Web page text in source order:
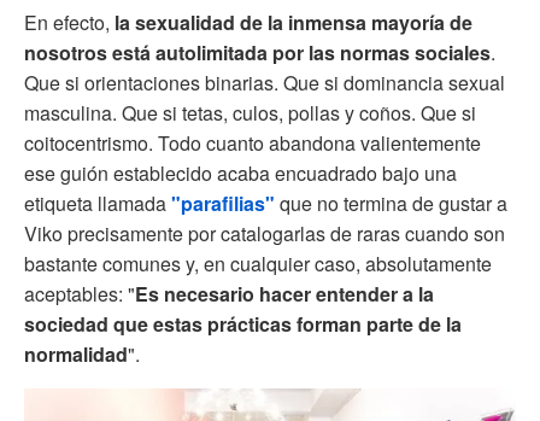
En efecto, la sexualidad de la inmensa mayoría de
nosotros está autolimitada por las normas sociales.
Que si orientaciones binarias. Que si dominancia sexual
masculina. Que si tetas, culos, pollas y coños. Que si
coitocentrismo. Todo cuanto abandona valientemente
ese guión establecido acaba encuadrado bajo una
etiqueta llamada"parafilias" que no termina de gustar a
Viko precisamente por catalogarlas de raras cuando son
bastante comunes y, en cualquier caso, absolutamente
aceptables: "Es necesario hacer entender a la
sociedad que estas prácticasforman parte de la
normalidad".